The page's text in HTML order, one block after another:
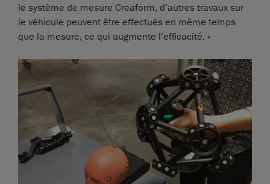
le système de mesure Creaform, d’autres travaux sur
le véhicule peuvent être effectués en même temps
que la mesure, ce qui augmente l’efficacité. »